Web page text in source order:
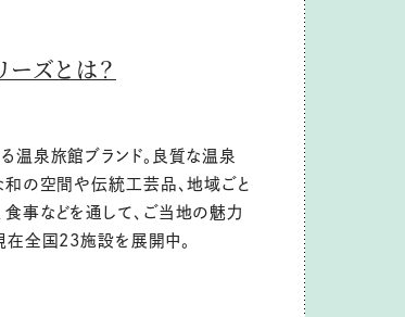
ーズとは？
温泉旅館ブランド。良質な温泉
和の空間や伝統工芸品、地域ごと
事などを通して、ご当地の魅力
在全国23施設を展開中。